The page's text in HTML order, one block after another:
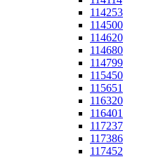
114253
114500
114620
114680
114799
115450
115651
116320
116401
117237
117386
117452